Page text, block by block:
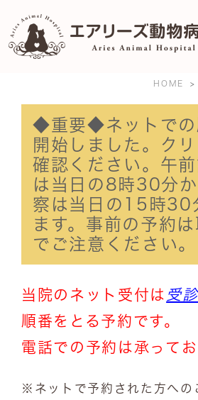
HOME
◆重要◆ネットでの
開始しました。ク
確認ください。午
は当日の8時30分
察は当日の15時30
ます。事前の予約
でご注意ください。
当院のネット受付は 受
順番をとる予約です。
電話での予約は承ってお
※ネットで予約された方へ